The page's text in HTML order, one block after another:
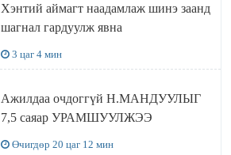
Хэнтий аймагт наадамлаж шинэ заанд
шагнал гардуулж явна
3 цаг 4 мин
Ажилдаа очдоггүй Н.МАНДУУЛЫГ
7,5 саяар УРАМШУУЛЖЭЭ
Өчигдөр 20 цаг 12 мин